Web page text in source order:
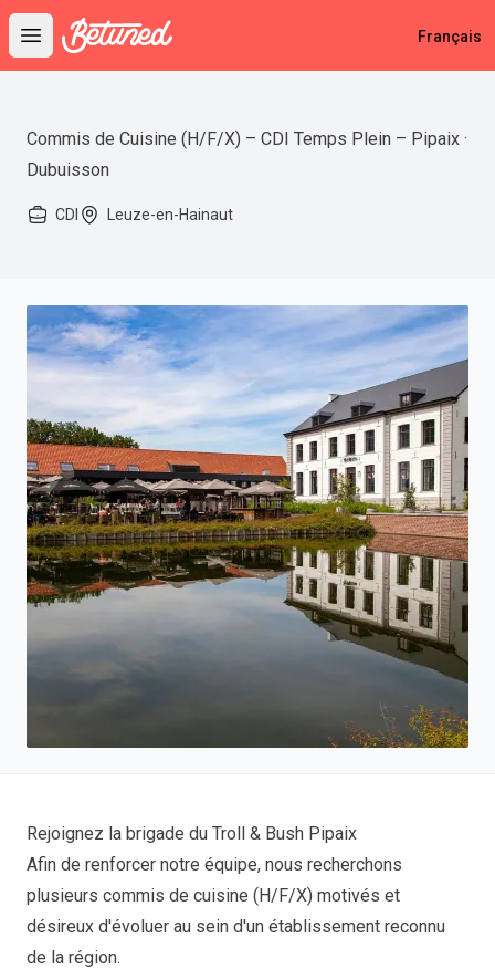
Open main menu
Betuned Français
Commis de Cuisine (H/F/X) – CDI Temps Plein – Pipaix ·
Dubuisson
CDI Leuze-en-Hainaut
Rejoignez la brigade du Troll & Bush Pipaix
Afin de renforcer notre équipe, nous recherchons
plusieurs commis de cuisine (H/F/X) motivés et
désireux d'évoluer au sein d'un établissement reconnu
de la région.